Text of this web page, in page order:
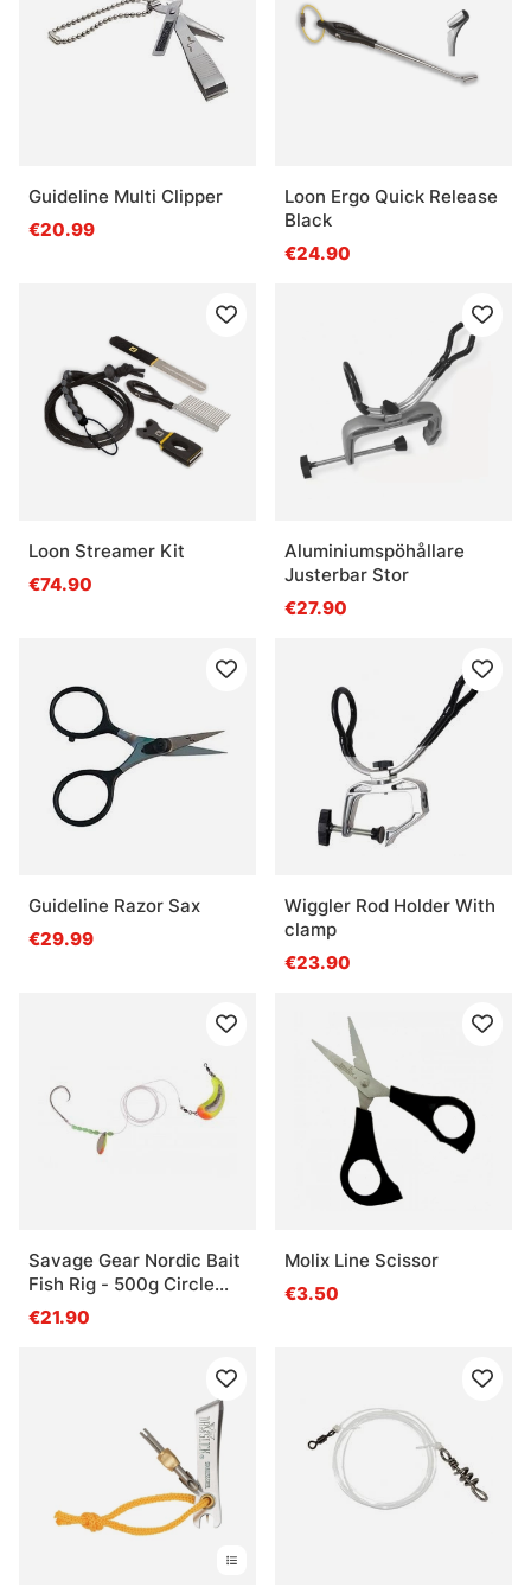
Guideline Multi Clipper
€20.99
Loon Ergo Quick Release
Black
€24.90
Loon Streamer Kit
€74.90
Aluminiumspöhållare
Justerbar Stor
€27.90
Guideline Razor Sax
€29.99
Wiggler Rod Holder With
clamp
€23.90
Savage Gear Nordic Bait
Fish Rig - 500g Circle
Hook 12/0 FC 1mm
€21.90
Molix Line Scissor
€3.50